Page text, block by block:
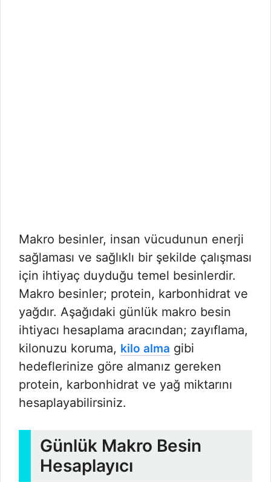
Makro besinler, insan vücudunun enerji
sağlaması ve sağlıklı bir şekilde çalışması
için ihtiyaç duyduğu temel besinlerdir.
Makro besinler; protein, karbonhidrat ve
yağdır. Aşağıdaki günlük makro besin
ihtiyacı hesaplama aracından; zayıflama,
kilonuzu koruma, kilo alma gibi
hedeflerinize göre almanız gereken
protein, karbonhidrat ve yağ miktarını
hesaplayabilirsiniz.
Günlük Makro Besin
Hesaplayıcı